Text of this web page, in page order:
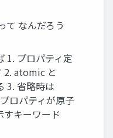
なんだろう
1. プロパティ定
2. atomic と
3. 省略時は
ロパティが原⼦
キーワード